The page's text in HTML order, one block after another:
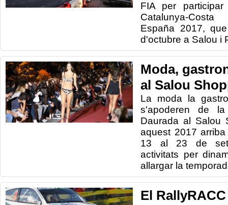
FIA per
Catalunya-
España 2017,
d'octubre a Salou i
Moda,
al Salou
La moda la
s'apoderen de
Daurada al Salou
aquest 2017
13 al 23 de
activitats per
allargar la
El